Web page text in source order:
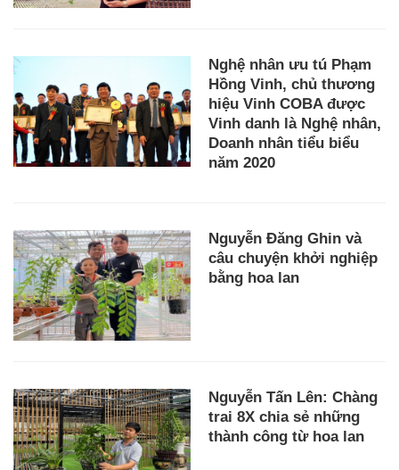
Nghệ nhân ưu tú Phạm
Hồng Vinh, chủ thương
hiệu Vinh COBA được
Vinh danh là Nghệ nhân,
Doanh nhân tiểu biểu
năm 2020
Nguyễn Đăng Ghin và
câu chuyện khởi nghiệp
bằng hoa lan
Nguyễn Tấn Lên: Chàng
trai 8X chia sẻ những
thành công từ hoa lan